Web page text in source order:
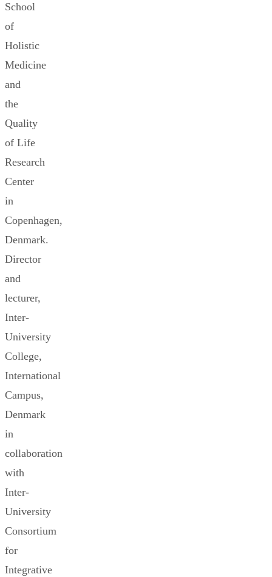
School
of
Holistic
Medicine
and
the
Quality
of Life
Research
Center
in
Copenhagen,
Denmark.
Director
and
lecturer,
Inter-
University
College,
International
Campus,
Denmark
in
collaboration
with
Inter-
University
Consortium
for
Integrative